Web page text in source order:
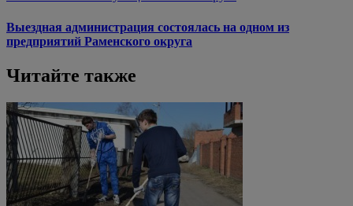
Выездная администрация состоялась на одном из
предприятий Раменского округа
Читайте также